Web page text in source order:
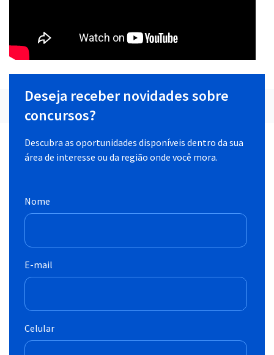
Deseja receber novidades sobre
concursos?
Descubra as oportunidades disponíveis dentro da sua
área de interesse ou da região onde você mora.
Nome
E-mail
Celular